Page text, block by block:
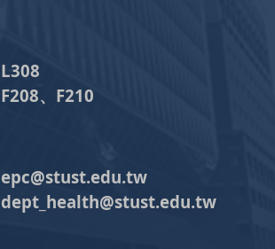
L308
F208、F210
epc@stust.edu.tw
dept_health@stust.edu.tw